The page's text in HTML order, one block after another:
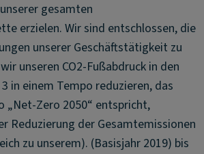
gesamten
erzielen. Wir sind entschlossen, die
unserer Geschäftstätigkeit zu
unseren CO2-Fußabdruck in den
in einem Tempo reduzieren, das
„Net-Zero 2050“ entspricht,
Reduzierung der Gesamtemissionen
zu unserem). (Basisjahr 2019) bis